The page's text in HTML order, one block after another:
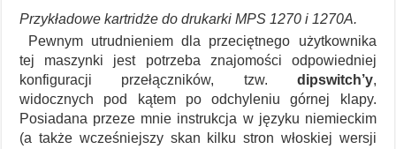
Przykładowe kartridże do drukarki MPS 1270 i 1270A.
Pewnym utrudnieniem dla przeciętnego użytkownika
tej maszynki jest potrzeba znajomości odpowiedniej
konfiguracji przełączników, tzw. dipswitch’y,
widocznych pod kątem po odchyleniu górnej klapy.
Posiadana przeze mnie instrukcja w języku niemieckim
(a także wcześniejszy skan kilku stron włoskiej wersji